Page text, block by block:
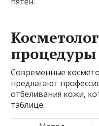
процедуры
Современные
предлагают
отбеливания кожи,
таблице: